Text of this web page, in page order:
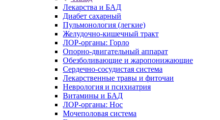
Лекарства и БАД
Диабет сахарный
Пульмонология (легкие)
Желудочно-кишечный тракт
ЛОР-органы: Горло
Опорно-двигательный аппарат
Обезболивающие и жаропонижающие
Сердечно-сосудистая система
Лекарственные травы и фиточаи
Неврология и психиатрия
Витамины и БАД
ЛОР-органы: Нос
Мочеполовая система